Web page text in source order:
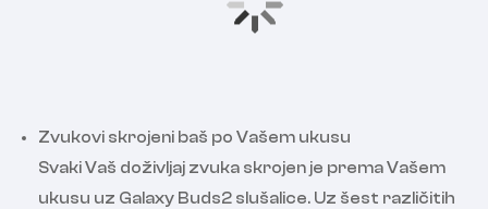
Zvukovi skrojeni baš po Vašem ukusu
Svaki Vaš doživljaj zvuka skrojen je prema Vašem
ukusu uz Galaxy Buds2 slušalice. Uz šest različitih